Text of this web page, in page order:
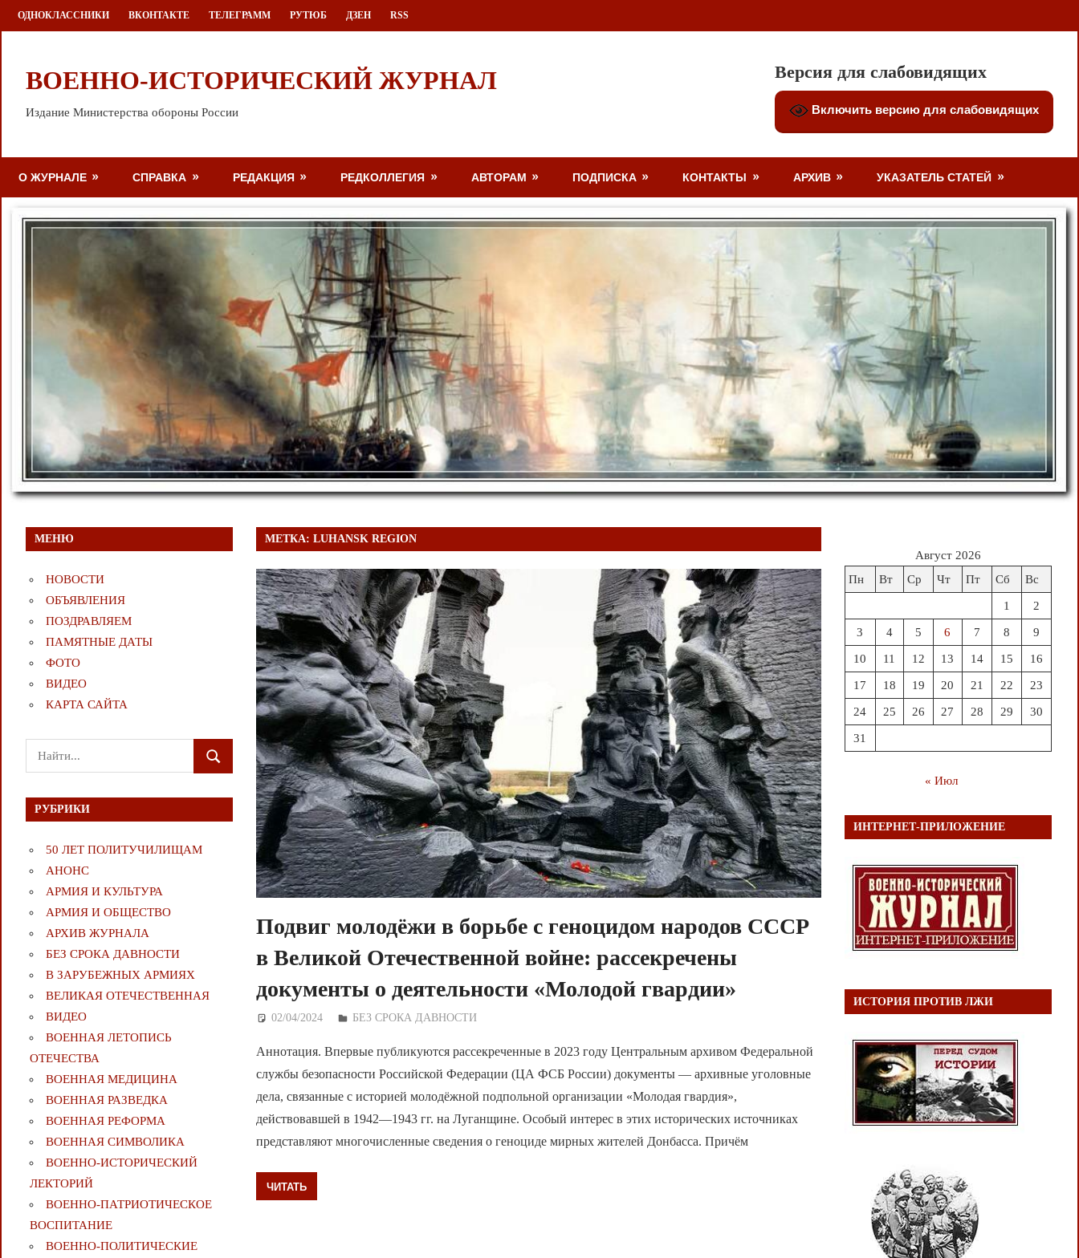
Перейти
к
ОДНОКЛАССНИКИ ВКОНТАКТЕ ТЕЛЕГРАММ РУТЮБ ДЗЕН RSS
ВОЕННО-ИСТОРИЧЕСКИЙ ЖУРНАЛ
Издание Министерства обороны России
Версия для слабовидящих
Включить версию для слабовидящих
О ЖУРНАЛЕ СПРАВКА РЕДАКЦИЯ РЕДКОЛЛЕГИЯ АВТОРАМ ПОДПИСКА КОНТАКТЫ АРХИВ УКАЗАТЕЛЬ СТАТЕЙ
МЕТКА:LUHANSK REGION
Подвиг молодёжи в борьбе с геноцидом народов СССР
в Великой Отечественной войне: рассекречены
документы о деятельности «Молодой гвардии»
02/04/2024 Дежурный по Редакции
БЕЗ СРОКА ДАВНОСТИ
Аннотация. Впервые публикуются рассекреченные в 2023 году Центральным архивом Федеральной
службы безопасности Российской Федерации (ЦА ФСБ России) документы — архивные уголовные
дела, связанные с историей молодёжной подпольной организации «Молодая гвардия»,
действовавшей в 1942—1943 гг. на Луганщине. Особый интерес в этих исторических источниках
представляют многочисленные сведения о геноциде мирных жителей Донбасса. Причём
ЧИТАТЬ
МЕНЮ
НОВОСТИ
ОБЪЯВЛЕНИЯ
ПОЗДРАВЛЯЕМ
ПАМЯТНЫЕ ДАТЫ
ФОТО
ВИДЕО
КАРТА САЙТА
Поиск
для:
ПОИСК
РУБРИКИ
50 ЛЕТ ПОЛИТУЧИЛИЩАМ
АНОНС
АРМИЯ И КУЛЬТУРА
АРМИЯ И ОБЩЕСТВО
АРХИВ ЖУРНАЛА
БЕЗ СРОКА ДАВНОСТИ
В ЗАРУБЕЖНЫХ АРМИЯХ
ВЕЛИКАЯ ОТЕЧЕСТВЕННАЯ
ВИДЕО
ВОЕННАЯ ЛЕТОПИСЬ
ОТЕЧЕСТВА
ВОЕННАЯ МЕДИЦИНА
ВОЕННАЯ РАЗВЕДКА
ВОЕННАЯ РЕФОРМА
ВОЕННАЯ СИМВОЛИКА
ВОЕННО-ИСТОРИЧЕСКИЙ
ЛЕКТОРИЙ
ВОЕННО-ПАТРИОТИЧЕСКОЕ
ВОСПИТАНИЕ
ВОЕННО-ПОЛИТИЧЕСКИE
Август 2026
Пн
Вт Ср Чт Пт Сб Вс
1 2
3 4 5 6 7 8 9
10 11 12 13 14 15 16
17 18 19 20 21 22 23
24 25 26 27 28 29 30
31
« Июл
ИНТЕРНЕТ-ПРИЛОЖЕНИЕ
ИСТОРИЯ ПРОТИВ ЛЖИ